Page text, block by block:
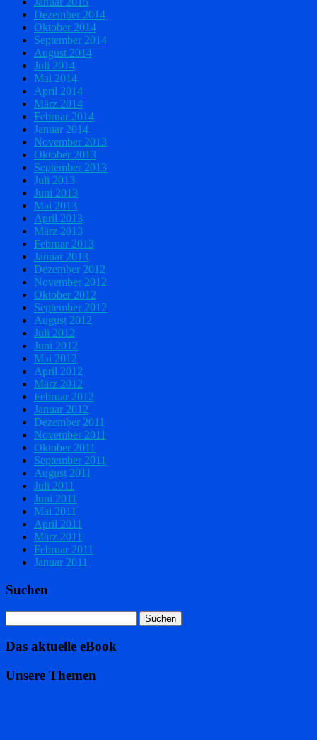
Dezember 2014
Oktober 2014
September 2014
August 2014
Juli 2014
Mai 2014
April 2014
März 2014
Februar 2014
Januar 2014
November 2013
Oktober 2013
September 2013
Juli 2013
Juni 2013
Mai 2013
April 2013
März 2013
Februar 2013
Januar 2013
Dezember 2012
November 2012
Oktober 2012
September 2012
August 2012
Juli 2012
Juni 2012
Mai 2012
April 2012
März 2012
Februar 2012
Januar 2012
Dezember 2011
November 2011
Oktober 2011
September 2011
August 2011
Juli 2011
Juni 2011
Mai 2011
April 2011
März 2011
Februar 2011
Januar 2011
Suchen
Das aktuelle eBook
Unsere Themen